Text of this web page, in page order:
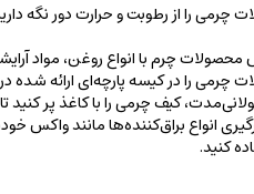
چرمی را از رطوبت و حرارت دور نگه
محصولات چرم با انواع روغن‌، مواد
چرمی را در کیسه‌ پارچه‌ای ارائه شده
کیف‌ چرمی را با کاغذ پر کنید
انواع براق‌کننده‌ها مانند واکس
کنید.